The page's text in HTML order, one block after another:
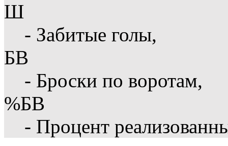
Ш
- Забитые голы,
БВ
- Броски по воротам,
%БВ
- Процент